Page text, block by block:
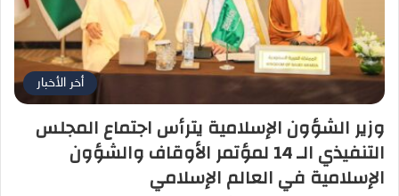
أخر الأخبار
وزير الشؤون الإسلامية يترأس اجتماع المجلس
التنفيذي الـ 14 لمؤتمر الأوقاف والشؤون
الإسلامية في العالم الإسلامي